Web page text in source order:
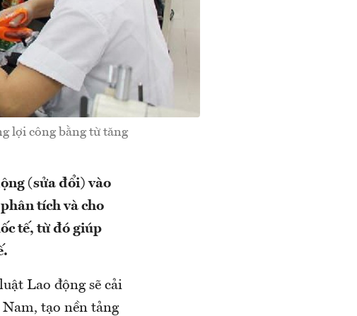
lợi công bằng từ tăng
(sửa đổi) vào
tích và cho
tế, từ đó giúp
Lao động sẽ cải
tạo nền tảng